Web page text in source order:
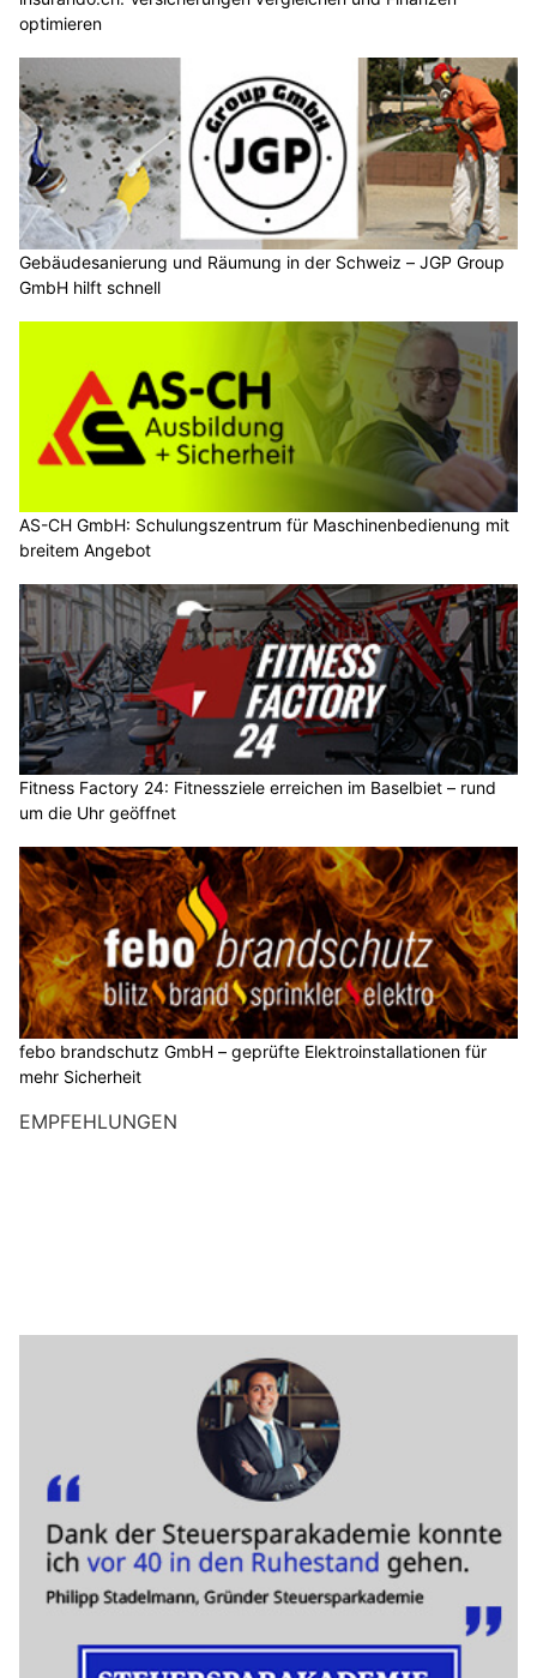
optimieren
Gebäudesanierung und Räumung in der Schweiz – JGP Group
GmbH hilft schnell
AS-CH GmbH: Schulungszentrum für Maschinenbedienung mit
breitem Angebot
Fitness Factory 24: Fitnessziele erreichen im Baselbiet – rund
um die Uhr geöffnet
febo brandschutz GmbH – geprüfte Elektroinstallationen für
mehr Sicherheit
EMPFEHLUNGEN